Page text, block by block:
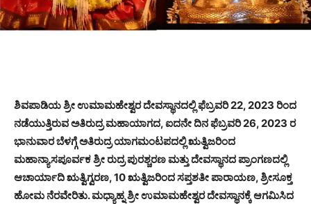
ಶಿವಪಾಡಿಯ ಶ್ರೀ ಉಮಾಮಹೇಶ್ವರ ದೇವಸ್ಥಾನದಲ್ಲಿ ಫೆಬ್ರವರಿ 22, 2023 ರಿಂದ
ನಡೆಯುತ್ತಿರುವ ಅತಿರುದ್ರ ಮಹಾಯಾಗದ, ಐದನೇ ದಿನ ಫೆಬ್ರವರಿ 26, 2023 ರ
ಭಾನುವಾರ ಬೆಳಗ್ಗೆ ಅತಿರುದ್ರ ಯಾಗಮಂಟಪದಲ್ಲಿ ಋತ್ವಿಜರಿಂದ
ಮಹಾನ್ಯಾಸಪೂರ್ವಕ ಶ್ರೀ ರುದ್ರ ಪುರಶ್ಚರಣ ಮತ್ತು ದೇವಸ್ಥಾನದ ಪ್ರಾಂಗಣದಲ್ಲಿ
ಆಚಾರ್ಯಾದಿ ಋತ್ವಿಗ್ವರಣ, 10 ಋತ್ವಿಜರಿಂದ ಸಪ್ತಶತೀ ಪಾರಾಯಣ, ಶ್ರೀಸೂಕ್ತ
ಹೋಮ ನೆರವೇರಿತು. ಮಧ್ಯಾಹ್ನ ಶ್ರೀ ಉಮಾಮಹೇಶ್ವರ ದೇವಸ್ಥಾನಕ್ಕೆ ಆಗಮಿಸಿದ